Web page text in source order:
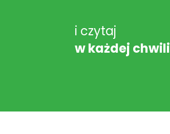
i czytaj
w każdej chwili